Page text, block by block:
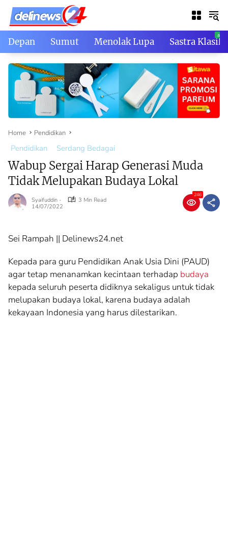
Skip
content
Depan Sumut Menolak Lupa Sastra Klasik
Home Pendidikan
Pendidikan Serdang Bedagai
Wabup Sergai Harap Generasi Muda
Tidak Melupakan Budaya Lokal
Syaifuddin -
3 Min Read
14/07/2022
246
on
Sergai
Harap
Generasi
Muda
Tidak
Sei Rampah || Delinews24.net
Kepada para guru Pendidikan Anak Usia Dini (PAUD)
agar tetap menanamkan kecintaan terhadap budaya
kepada seluruh peserta didiknya sekaligus untuk tidak
melupakan budaya lokal, karena budaya adalah
kekayaan Indonesia yang harus dilestarikan.